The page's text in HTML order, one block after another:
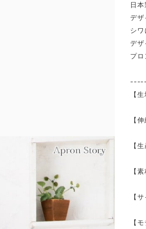
日
デザ
シワ
デザ
プ
【
【
【
【
【
【